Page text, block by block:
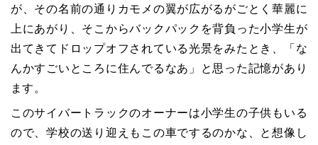
が、その名前の通りカモメの翼が広がるがごとく華麗に
上にあがり、そこからバックパックを背負った小学生が
出てきてドロップオフされている光景をみたとき、「な
んかすごいところに住んでるなあ」と思った記憶があり
ます。
このサイバートラックのオーナーは小学生の子供もいる
ので、学校の送り迎えもこの車でするのかな、と想像し